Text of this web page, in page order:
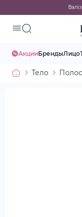
АкцииБрендыЛицо
Тело